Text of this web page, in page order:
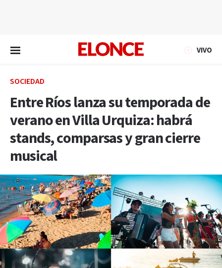
VIVO
SOCIEDAD
Entre Ríos lanza su temporada de
verano en Villa Urquiza: habrá
stands, comparsas y gran cierre
musical